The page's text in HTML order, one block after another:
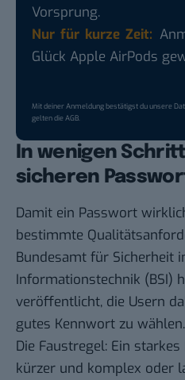
Vorsprung.
Nur für kurze Zeit:
Glück Apple AirPods
Mit deiner Anmeldung bestätigst du unsere
gelten dieAGB.
In wenigen
sicheren
Damit ein Passwort
bestimmte
Bundesamt für Sicherheit
Informationstechnik (BSI)
veröffentlicht, die Usern
gutes Kennwort zu wählen.
Die Faustregel: Ein
kürzer und komplex oder